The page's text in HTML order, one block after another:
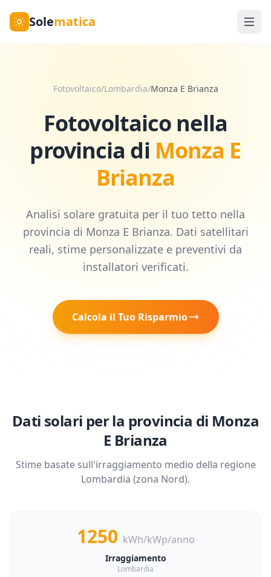
Solematica
Fotovoltaico/Lombardia/Monza E Brianza
Fotovoltaico nella
provincia di Monza E
Brianza
Analisi solare gratuita per il tuo tetto nella
provincia di Monza E Brianza. Dati satellitari
reali, stime personalizzate e preventivi da
installatori verificati.
Calcola il Tuo Risparmio
Dati solari per la provincia di Monza
E Brianza
Stime basate sull'irraggiamento medio della regione
Lombardia (zona Nord).
1250 kWh/kWp/anno
Irraggiamento
Lombardia